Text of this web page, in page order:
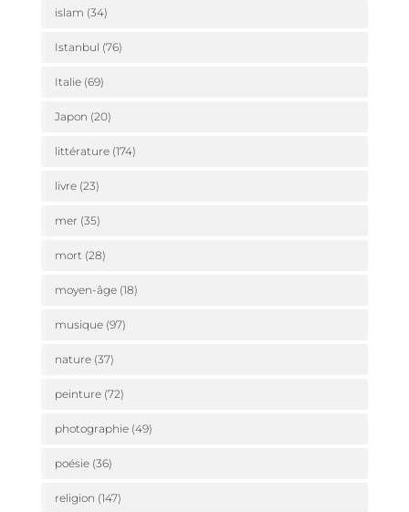
islam (34)
Istanbul (76)
Italie(69)
Japon (20)
littérature(174)
livre(23)
mer (35)
mort(28)
moyen-âge(18)
musique(97)
nature(37)
peinture(72)
photographie(49)
poésie(36)
religion (147)